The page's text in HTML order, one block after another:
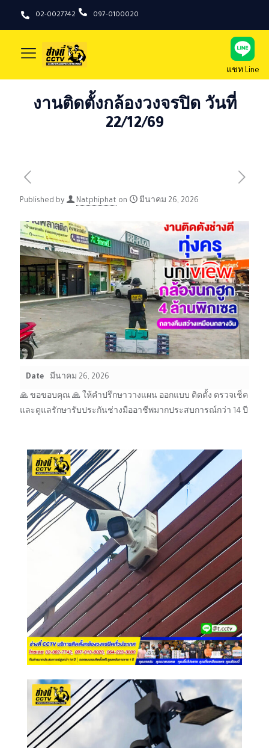
02-0027742 097-0100020
แชท Line
งานติดตั้งกล้องวงจรปิด วันที่
22/12/69
Published by Natphiphat on มีนาคม 26, 2026
Date มีนาคม 26, 2026
🙏 ขอขอบคุณ 🙏 ให้คำปรึกษาวางแผน ออกแบบ ติดตั้ง ตรวจเช็ค
และดูแลรักษารับประกันช่างมืออาชีพมากประสบการณ์กว่า 14 ปี